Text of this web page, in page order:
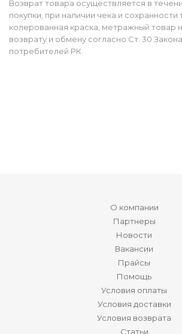
Возврат товара осуществляется в
покупки, при наличии чека и сохранности
колерованная краска, метражный товар
возврату и обмену согласно Ст. 30
потребителей РК.
О компании
Партнеры
Новости
Вакансии
Прайсы
Помощь
Условия оплаты
Условия доставки
Условия возврата
Статьи